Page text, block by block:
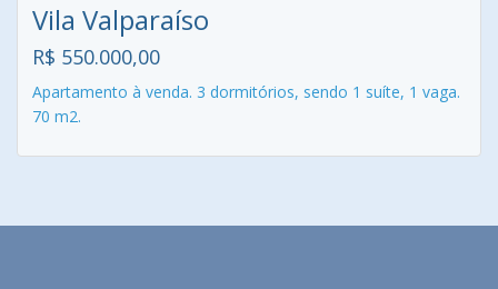
Vila Valparaíso
R$ 550.000,00
Apartamento à venda. 3 dormitórios, sendo 1 suíte, 1 vaga.
70 m2.